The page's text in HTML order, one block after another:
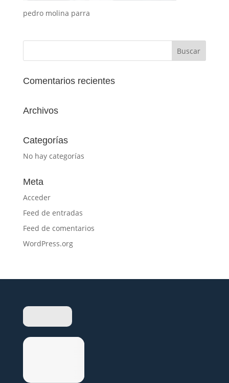
pedro molina parra
Comentarios recientes
Archivos
Categorías
No hay categorías
Meta
Acceder
Feed de entradas
Feed de comentarios
WordPress.org